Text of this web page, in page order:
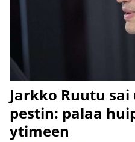
Jarkko Ruutu sai
pestin: palaa
ytimeen